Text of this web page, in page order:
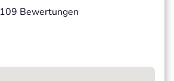
109 Bewertungen